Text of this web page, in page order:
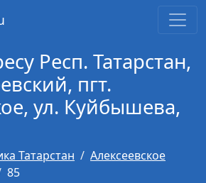
Респ. Татарстан,
пгт.
ул. Куйбышева,
Татарстан
Алексеевское
85